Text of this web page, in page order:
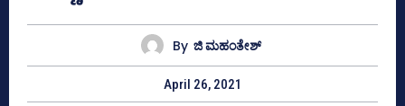
By ಜಿ ಮಹಂತೇಶ್
April 26, 2021